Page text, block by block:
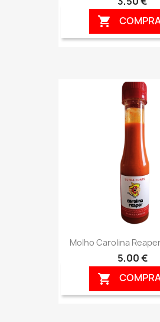

Molho Carolina
5,00 €
